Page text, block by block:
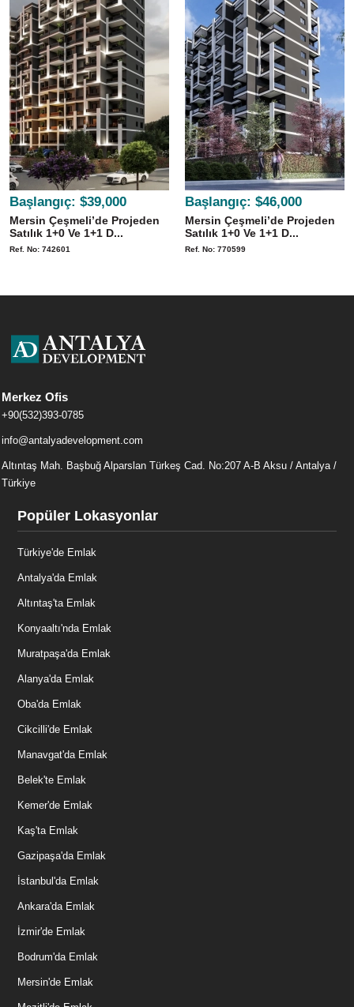
Başlangıç: $39,000
Mersin Çeşmeli’de Projeden
Satılık 1+0 Ve 1+1 D...
Ref. No: 742601
Başlangıç: $46,000
Mersin Çeşmeli’de Projeden
Satılık 1+0 Ve 1+1 D...
Ref. No: 770599
Merkez Ofis
+90(532)393-0785
info@antalyadevelopment.com
Altıntaş Mah. Başbuğ Alparslan Türkeş Cad. No:207 A-B Aksu / Antalya /
Türkiye
Popüler Lokasyonlar
Türkiye'de Emlak
Antalya'da Emlak
Altıntaş'ta Emlak
Konyaaltı'nda Emlak
Muratpaşa'da Emlak
Alanya'da Emlak
Oba'da Emlak
Cikcilli'de Emlak
Manavgat'da Emlak
Belek'te Emlak
Kemer'de Emlak
Kaş'ta Emlak
Gazipaşa'da Emlak
İstanbul'da Emlak
Ankara'da Emlak
İzmir'de Emlak
Bodrum'da Emlak
Mersin'de Emlak